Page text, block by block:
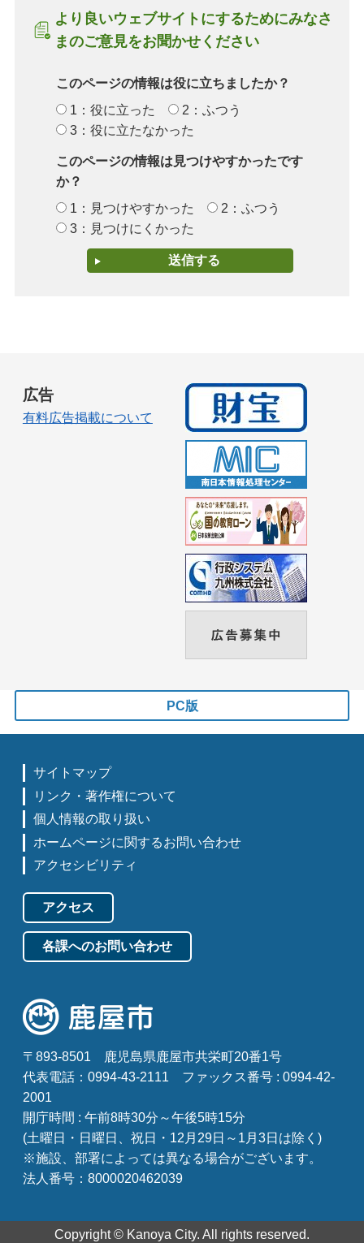
より良いウェブサイトにするためにみなさ
まのご意見をお聞かせください
このページの情報は役に立ちましたか？
1：役に立った
2：ふつう
3：役に立たなかった
このページの情報は見つけやすかったです
か？
1：見つけやすかった
2：ふつう
3：見つけにくかった
広告
有料広告掲載について
PC版
サイトマップ
リンク・著作権について
個人情報の取り扱い
ホームページに関するお問い合わせ
アクセシビリティ
アクセス
各課へのお問い合わせ
〒893-8501
鹿児島県鹿屋市共栄町20番1号
代表電話：0994-43-2111
ファックス番号 : 0994-42-
2001
開庁時間 : 午前8時30分～午後5時15分
(土曜日・日曜日、祝日・12月29日～1月3日は除く)
※施設、部署によっては異なる場合がございます。
法人番号：8000020462039
Copyright © Kanoya City. All rights reserved.